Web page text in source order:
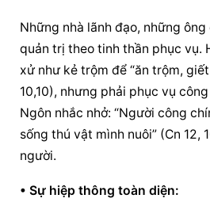
Những nhà lãnh đạo, những
quản trị theo tinh thần phục vụ.
xử như kẻ trộm để “ăn trộm,
10,10), nhưng phải phục vụ
Ngôn nhắc nhở: “Người công
sống thú vật mình nuôi” (Cn 12,
người.
• Sự hiệp thông toàn diện: